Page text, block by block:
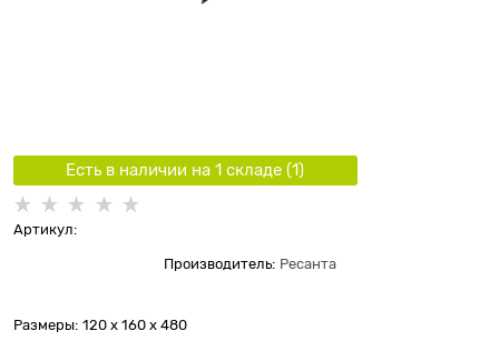
Есть в наличии на 1 складe (1)
Артикул:
Производитель: Ресанта
Размеры: 120 x 160 x 480